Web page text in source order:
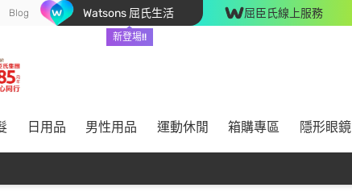
Blog Watsons 屈氏生活
新登場!!
屈臣氏線上服務
日用品 男性用品 運動休閒 箱購專區 隱形眼鏡